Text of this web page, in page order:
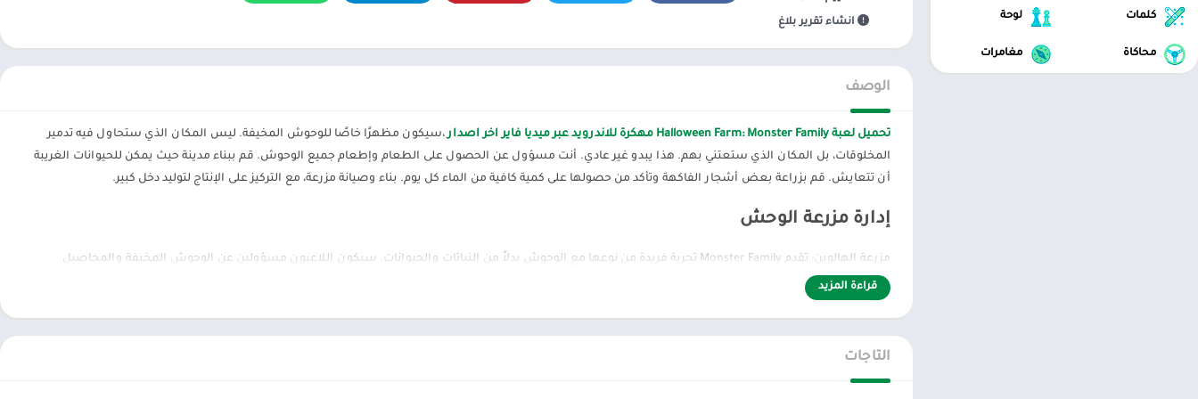
ألعاب موسيقى السفر ومعلومات محلية
المكتبات والعروض
التوضيحية
الموسيقى والصوتيات
تسوق
انشاء تقرير بلاغ
الوصف
تحميل لعبة Halloween Farm: Monster Family مهكرة للاندرويد عبر ميديا فاير اخر اصدار
،سيكون مظهرًا خاصًا للوحوش المخيفة. ليس المكان الذي ستحاول فيه تدمير
المخلوقات، بل المكان الذي ستعتني بهم. هذا يبدو غير عادي. أنت مسؤول عن الحصول على الطعام وإطعام جميع الوحوش. قم ببناء مدينة حيث يمكن للحيوانات الغريبة
أن تتعايش. قم بزراعة بعض أشجار الفاكهة وتأكد من حصولها على كمية كافية من الماء كل يوم. بناء وصيانة مزرعة، مع التركيز على الإنتاج لتوليد دخل كبير.
إدارة مزرعة الوحش
مزرعة الهالوين: تقدم Monster Family تجربة فريدة من نوعها مع الوحوش بدلاً من النباتات والحيوانات. سيكون اللاعبون مسؤولين عن الوحوش المخيفة والمحاصيل
الرائعة، وسيقوم اللاعبون بإنشاء موطنهم باستخدام مجموعة متنوعة من المحاصيل. تعتبر تربية الماشية والبستنة أيضًا بيئات مثالية لتحسين الإنتاج. وعندما يتم حصاد
الناتج، يتم بيعه لتحقيق الربح. مزرعة الهالوين: لدى
بعد إنشاء المزرعة يجب تطوير الاقتصاد من خلال ممارسة الزراعة وتربية الحيوانات. يجب عليك تحديد النباتات التي ستنموها والتعرف على الموارد المختلفة. إنشاء مصادر
قراءة المزيد
التاجات
كلمات لوحة
محاكاة مغامرات